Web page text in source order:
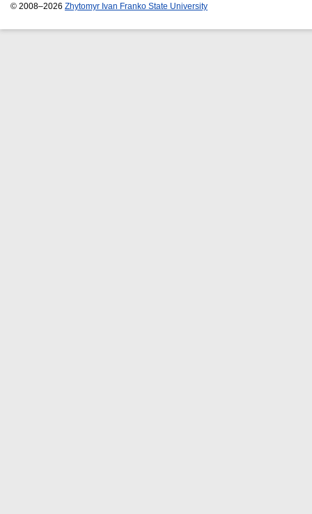
© 2008–2026 Zhytomyr Ivan Franko State University